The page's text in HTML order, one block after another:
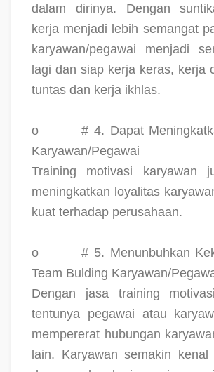
dalam dirinya. Dengan
kerja menjadi lebih semangat
karyawan/pegawai menjadi
lagi dan siap kerja keras, kerja
tuntas dan kerja ikhlas.
o
# 4. Dapat
Karyawan/Pegawai
Training motivasi karyawan
meningkatkan loyalitas
kuat terhadap perusahaan.
o
# 5. Menunbuhkan
Team Bulding Karyawan/
Dengan jasa training
tentunya pegawai atau
mempererat hubungan
lain. Karyawan semakin kenal